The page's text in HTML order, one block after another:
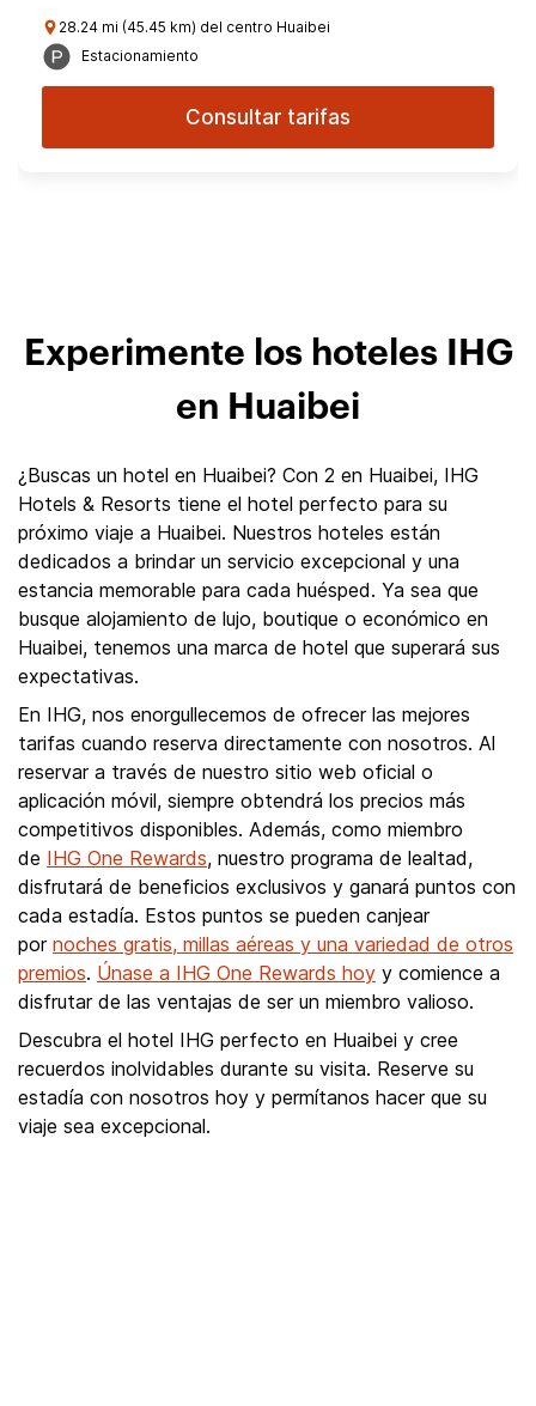
28.24 mi (45.45 km) del centro Huaibei
Estacionamiento
Consultar tarifas
Experimente los hoteles IHG
en Huaibei
¿Buscas un hotel en Huaibei? Con 2 en Huaibei, IHG
Hotels & Resorts tiene el hotel perfecto para su
próximo viaje a Huaibei. Nuestros hoteles están
dedicados a brindar un servicio excepcional y una
estancia memorable para cada huésped. Ya sea que
busque alojamiento de lujo, boutique o económico en
Huaibei, tenemos una marca de hotel que superará sus
expectativas.
En IHG, nos enorgullecemos de ofrecer las mejores
tarifas cuando reserva directamente con nosotros. Al
reservar a través de nuestro sitio web oficial o
aplicación móvil, siempre obtendrá los precios más
competitivos disponibles. Además, como miembro
de IHG One Rewards, nuestro programa de lealtad,
disfrutará de beneficios exclusivos y ganará puntos con
cada estadía. Estos puntos se pueden canjear
por noches gratis, millas aéreas y una variedad de otros
premios. Únase a IHG One Rewards hoy y comience a
disfrutar de las ventajas de ser un miembro valioso.
Descubra el hotel IHG perfecto en Huaibei y cree
recuerdos inolvidables durante su visita. Reserve su
estadía con nosotros hoy y permítanos hacer que su
viaje sea excepcional.